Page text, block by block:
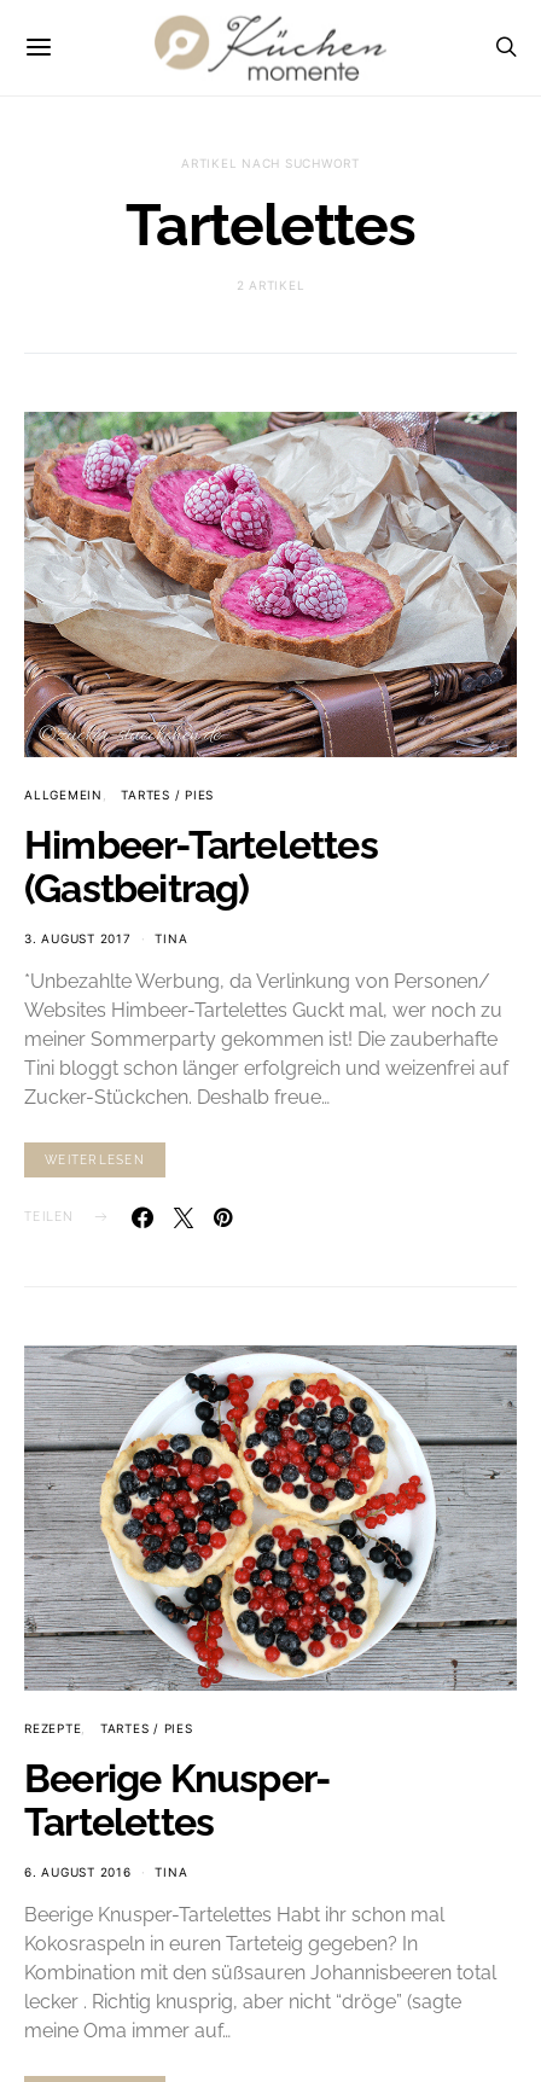
ARTIKEL NACH SUCHWORT
Tartelettes
2 ARTIKEL
ALLGEMEIN TARTES / PIES
Himbeer-Tartelettes
(Gastbeitrag)
3. AUGUST 2017 TINA
*Unbezahlte Werbung, da Verlinkung von Personen/
Websites Himbeer-Tartelettes Guckt mal, wer noch zu
meiner Sommerparty gekommen ist! Die zauberhafte
Tini bloggt schon länger erfolgreich und weizenfrei auf
Zucker-Stückchen. Deshalb freue…
WEITERLESEN
TEILEN
REZEPTE TARTES / PIES
Beerige Knusper-
Tartelettes
6. AUGUST 2016 TINA
Beerige Knusper-Tartelettes Habt ihr schon mal
Kokosraspeln in euren Tarteteig gegeben? In
Kombination mit den süßsauren Johannisbeeren total
lecker . Richtig knusprig, aber nicht “dröge” (sagte
meine Oma immer auf…